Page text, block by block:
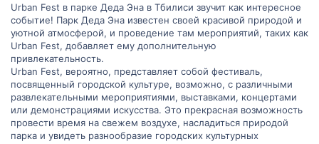
Urban Fest в парке Деда Эна в Тбилиси звучит как интересное
событие! Парк Деда Эна известен своей красивой природой и
уютной атмосферой, и проведение там мероприятий, таких как
Urban Fest, добавляет ему дополнительную
привлекательность.
Urban Fest, вероятно, представляет собой фестиваль,
посвященный городской культуре, возможно, с различными
развлекательными мероприятиями, выставками, концертами
или демонстрациями искусства. Это прекрасная возможность
провести время на свежем воздухе, насладиться природой
парка и увидеть разнообразие городских культурных